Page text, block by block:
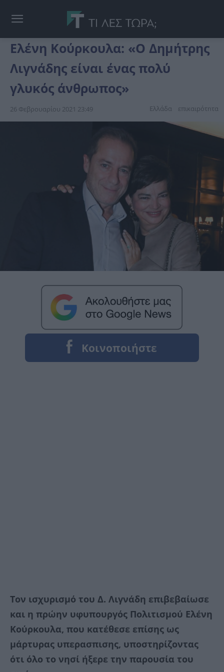
Ελένη Κούρκουλα: «Ο Δημήτρης
Λιγνάδης είναι ένας πολύ
γλυκός άνθρωπος»
26 Φεβρουαρίου 2021 23:49 Ελλάδα επικαιpότnτα
Τον ισχυρισμό του Δ. Λιγνάδη επιβεβαίωσε
και η πρώην υφυπουργός Πολιτισμού Ελένη
Κούρκουλα, που κατέθεσε επίσης ως
μάρτυρας υπερασπισης, υποστηρίζοντας
ότι όλο το νησί ήξερε την παρουσία του